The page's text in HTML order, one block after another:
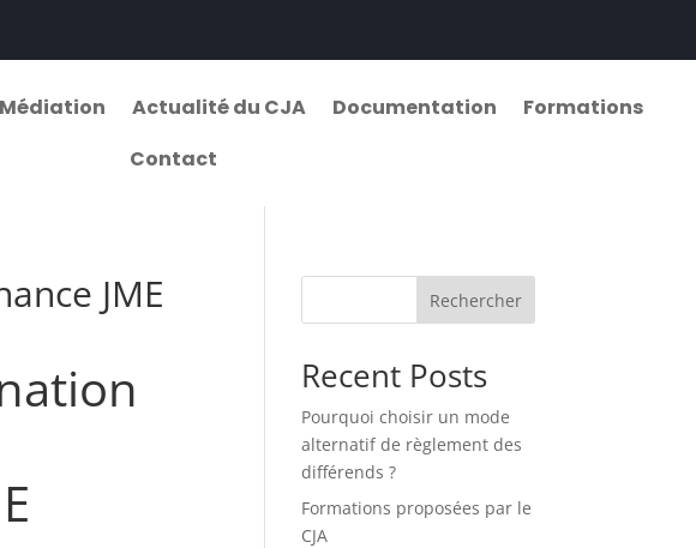
Actualité du CJA Documentation
Formations
Contact
JME Rechercher
Recent Posts
Pourquoi choisir un mode
alternatif de règlement des
différends ?
Formations proposées par le
CJA